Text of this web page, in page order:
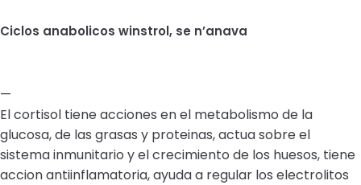
Ciclos anabolicos winstrol, se n’anava
—
El cortisol tiene acciones en el metabolismo de la
glucosa, de las grasas y proteinas, actua sobre el
sistema inmunitario y el crecimiento de los huesos, tiene
accion antiinflamatoria, ayuda a regular los electrolitos